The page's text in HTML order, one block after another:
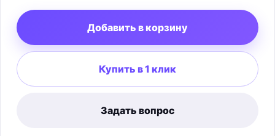
Добавить в корзину
Купить в 1 клик
Задать вопрос